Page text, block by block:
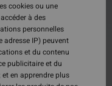
cookies ou une
à des
personnelles
IP) peuvent
et du contenu
publicitaire et du
en apprendre plus